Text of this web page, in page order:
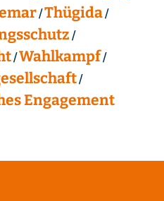
Thügida
Wahlkampf
Engagement